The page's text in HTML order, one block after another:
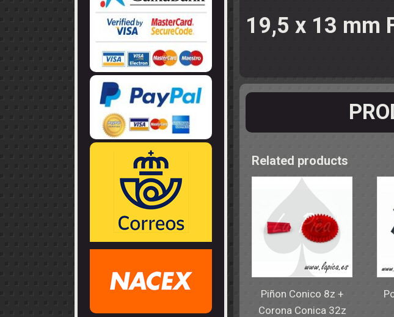
CABLES - TERMINALES
19,5 x 13 mm
Related products
Piñon Conico 8z +
Corona Conica 32z